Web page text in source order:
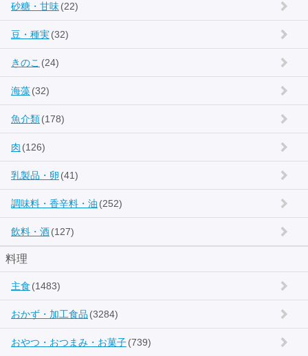
砂糖・甘味(22)
豆・種実(32)
きのこ (24)
海藻(32)
魚介類(178)
肉 (126)
乳製品・卵 (41)
調味料・香辛料・油 (252)
飲料・酒(127)
料理
主食 (1483)
おかず・加工食品 (3284)
おやつ・おつまみ・お菓子(739)